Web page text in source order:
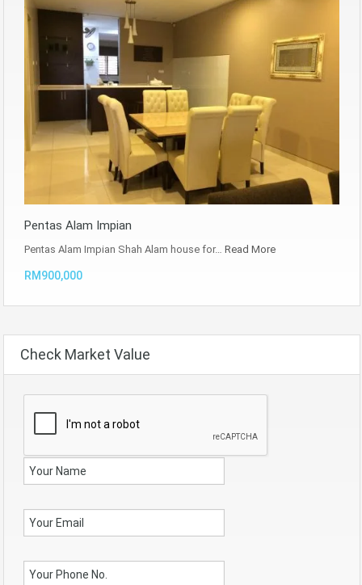
Pentas Alam Impian
Pentas Alam Impian Shah Alam house for… Read More
RM900,000
Check Market Value